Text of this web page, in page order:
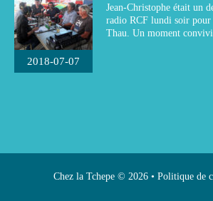
2018-07-07
Jean-Christophe était un
radio RCF lundi soir pour
Thau. Un moment
Chez la Tchepe© 2026 • Politique de